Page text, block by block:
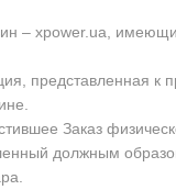
– xpower.ua,
представленная к
Заказ
должным